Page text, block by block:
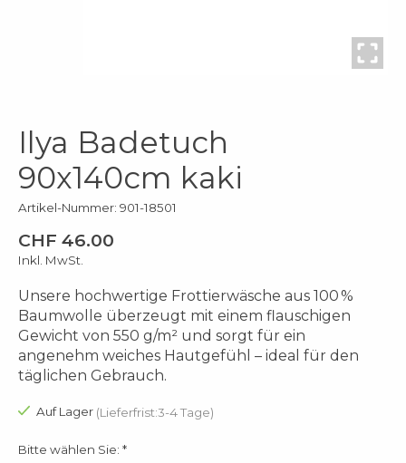
Ilya Badetuch
90x140cm kaki
Artikel-Nummer: 901-18501
CHF 46.00
Inkl. MwSt.
Unsere hochwertige Frottierwäsche aus 100 %
Baumwolle überzeugt mit einem flauschigen
Gewicht von 550 g/m² und sorgt für ein
angenehm weiches Hautgefühl – ideal für den
täglichen Gebrauch.
Auf Lager (Lieferfrist:3-4 Tage)
Bitte wählen Sie: *